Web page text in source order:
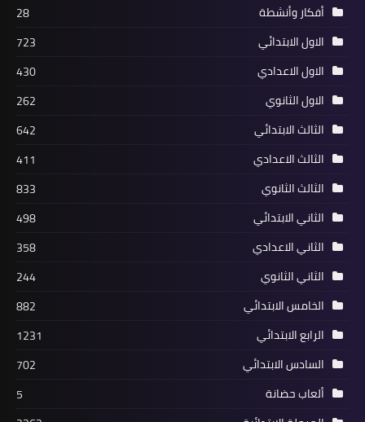
أفكار وأنشطة
28
الاول الابتدائي
723
الاول الاعدادي
430
الاول الثانوي
262
الثالث الابتدائي
642
الثالث الاعدادي
411
الثالث الثانوي
833
الثاني الابتدائي
498
الثاني الاعدادي
358
الثاني الثانوي
244
الخامس الابتدائي
882
الرابع الابتدائي
1231
السادس الابتدائي
702
ألعاب حضانة
5